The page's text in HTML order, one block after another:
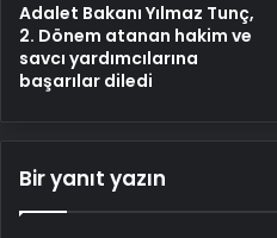
Adalet Bakanı Yılmaz Tunç,
2. Dönem atanan hakim ve
savcı yardımcılarına
başarılar diledi
Bir yanıt yazın